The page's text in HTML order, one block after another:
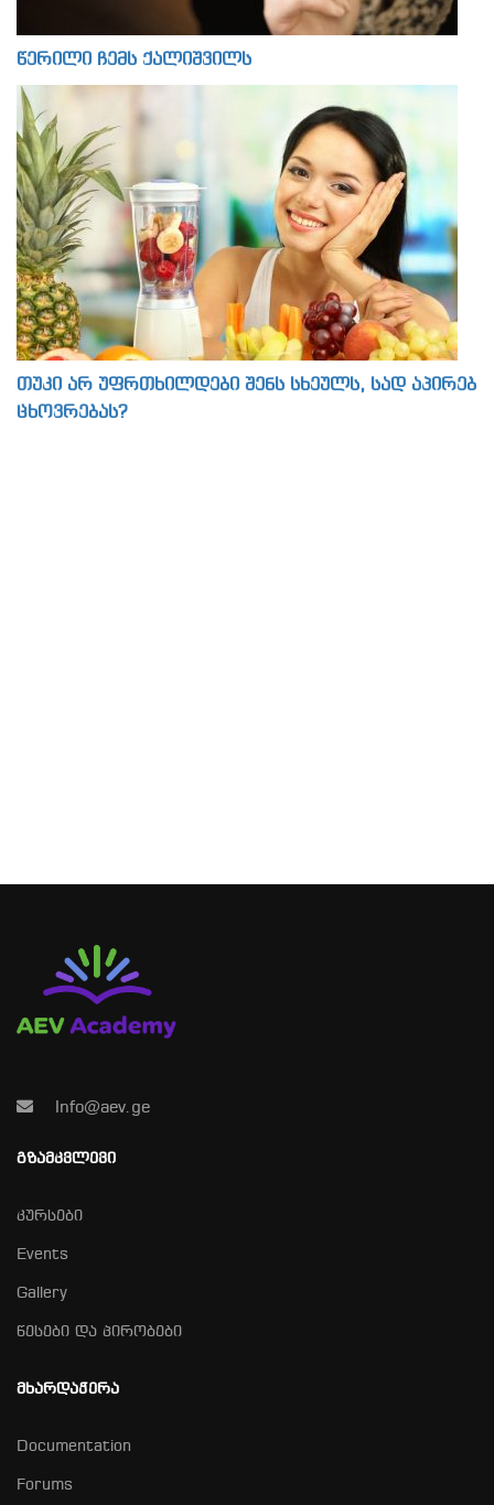
წერილი ჩემს ქალიშვილს
თუკი არ უფრთხილდები შენს სხეულს, სად აპირებ
ცხოვრებას?
Info@aev.ge
ᲒᲖᲐᲛᲙᲕᲚᲔᲕᲘ
კურსები
Events
Gallery
წესები და პირობები
ᲛᲮᲐᲠᲓᲐᲭᲔᲠᲐ
Documentation
Forums